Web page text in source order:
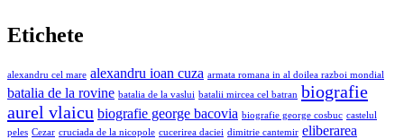
Etichete
alexandru cel mare alexandru ioan cuza armata romana in al doilea razboi mondial
batalia de la rovine batalia de la vaslui batalii mircea cel batran biografie
aurel vlaicu biografie george bacovia biografie george cosbuc castelul
peles Cezar cruciada de la nicopole cucerirea daciei dimitrie cantemir eliberarea